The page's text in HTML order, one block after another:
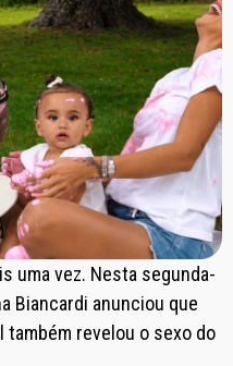
uma vez. Nesta segunda-
Biancardi anunciou que
também revelou o sexo do